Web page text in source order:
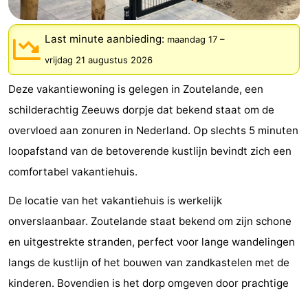
(&
breakfasts)
Campings
Hotels
Vakantiehuizen
Last
minutes
Strand
Zien
&
doen
Bezienswaardigheden
-
Musea
-
Last minute aanbieding: maandag 17 –
vrijdag 21 augustus 2026
Deze vakantiewoning is gelegen in Zoutelande, een
schilderachtig Zeeuws dorpje dat bekend staat om de
overvloed aan zonuren in Nederland. Op slechts 5 minuten
loopafstand van de betoverende kustlijn bevindt zich een
comfortabel vakantiehuis.
De locatie van het vakantiehuis is werkelijk
onverslaanbaar. Zoutelande staat bekend om zijn schone
en uitgestrekte stranden, perfect voor lange wandelingen
langs de kustlijn of het bouwen van zandkastelen met de
kinderen. Bovendien is het dorp omgeven door prachtige